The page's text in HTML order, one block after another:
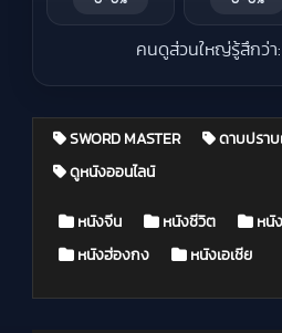
คนดูส่วนใหญ่รู้สึกว่า:
SWORD MASTER ดาบปราบ
ดูหนังออนไลน์
Posted in
หนังจีน หนังชีวิต หนั
หนังฮ่องกง หนังเอเชีย